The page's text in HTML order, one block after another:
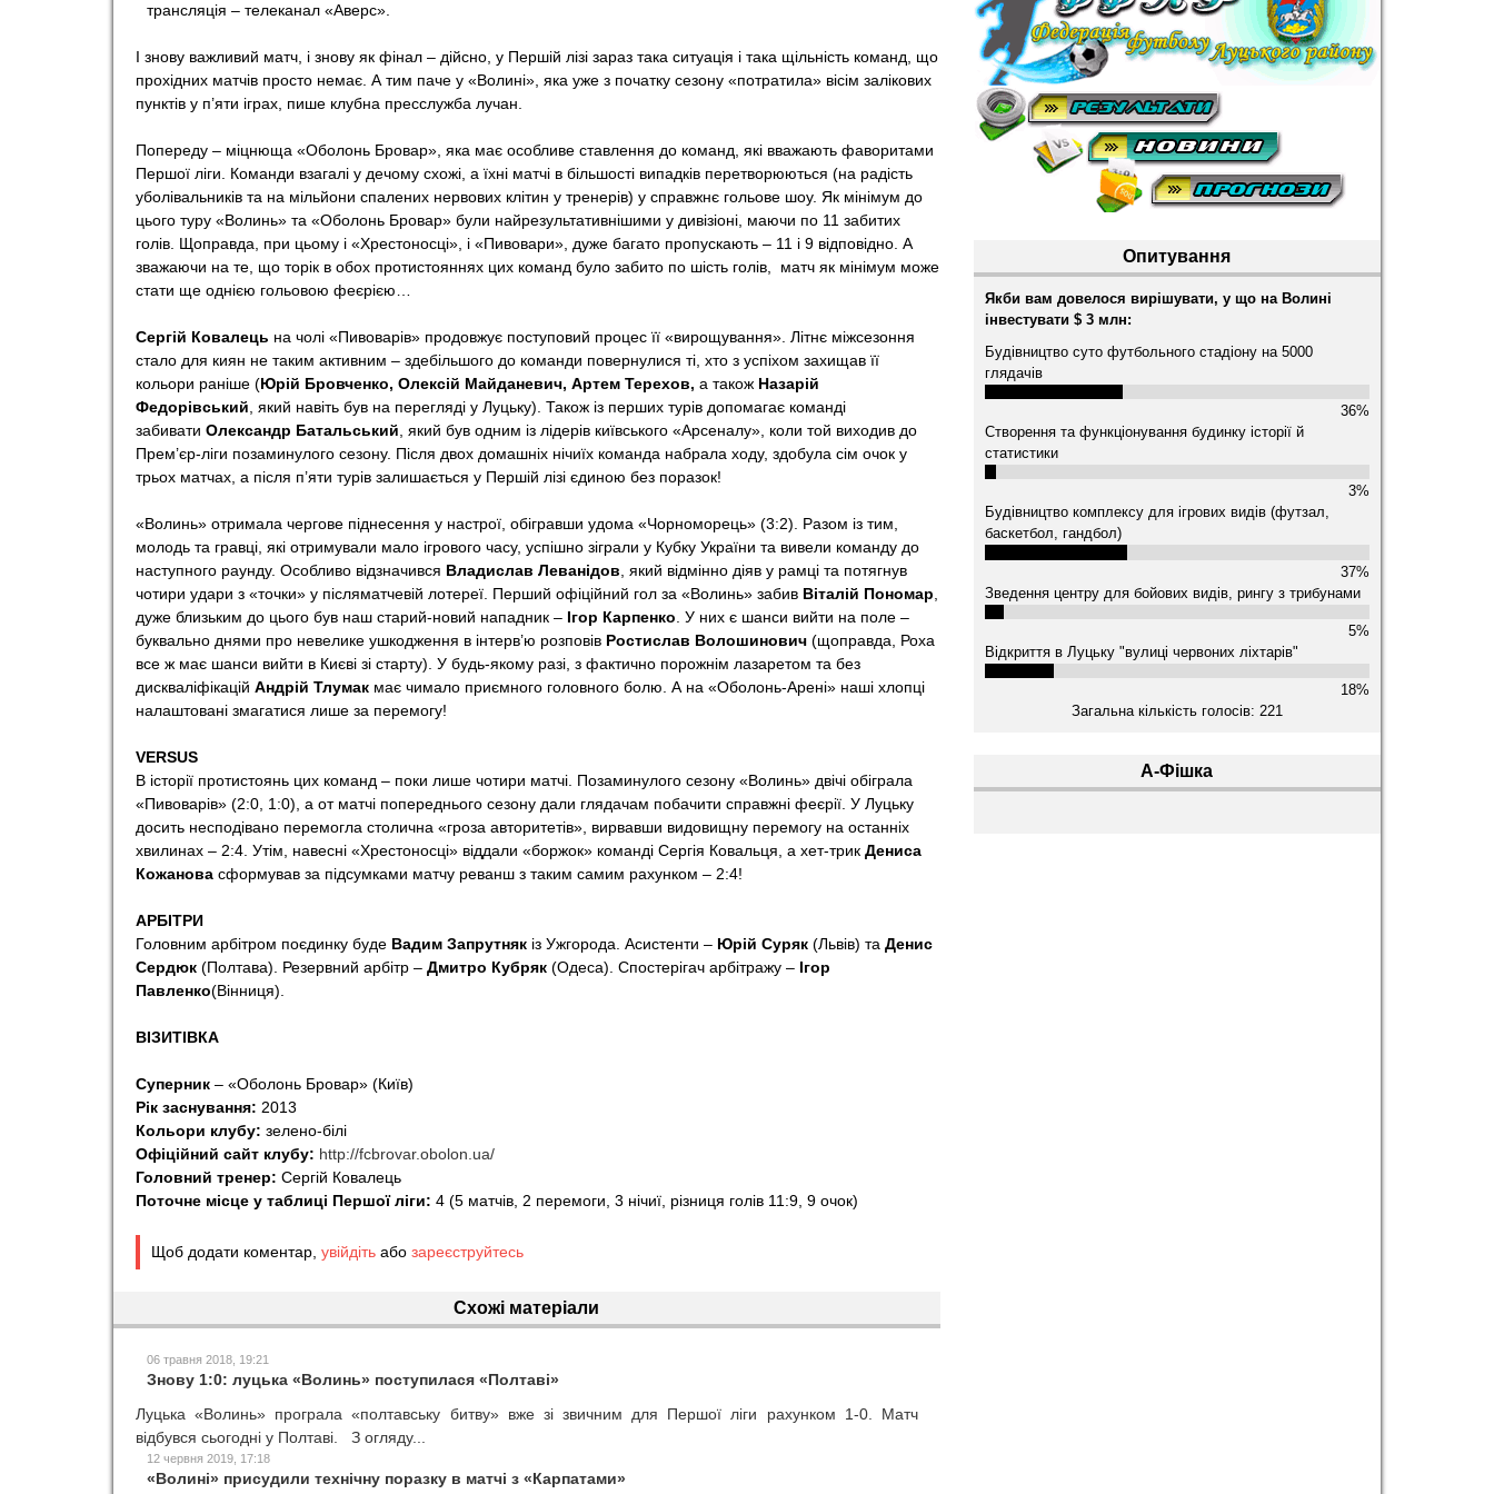
o
r
трансляція – телеканал «Аверс».
І знову важливий матч, і знову як фінал – дійсно, у Першій лізі зараз така ситуація і така щільність команд, що
прохідних матчів просто немає. А тим паче у «Волині», яка уже з початку сезону «потратила» вісім залікових
пунктів у п’яти іграх, пише клубна пресслужба лучан.
Попереду – міцнюща «Оболонь Бровар», яка має особливе ставлення до команд, які вважають фаворитами
Першої ліги. Команди взагалі у дечому схожі, а їхні матчі в більшості випадків перетворюються (на радість
уболівальників та на мільйони спалених нервових клітин у тренерів) у справжнє гольове шоу. Як мінімум до
цього туру «Волинь» та «Оболонь Бровар» були найрезультативнішими у дивізіоні, маючи по 11 забитих
голів. Щоправда, при цьому і «Хрестоносці», і «Пивовари», дуже багато пропускають – 11 і 9 відповідно. А
зважаючи на те, що торік в обох протистояннях цих команд було забито по шість голів, матч як мінімум може
стати ще однією гольовою феєрією…
Сергій Ковалець на чолі «Пивоварів» продовжує поступовий процес її «вирощування». Літнє міжсезоння
стало для киян не таким активним – здебільшого до команди повернулися ті, хто з успіхом захищав її
кольори раніше (Юрій Бровченко, Олексій Майданевич, Артем Терехов, а також Назарій
Федорівський , який навіть був на перегляді у Луцьку). Також із перших турів допомагає команді
забивати Олександр Батальський , який був одним із лідерів київського «Арсеналу», коли той виходив до
Прем’єр-ліги позаминулого сезону. Після двох домашніх нічиїх команда набрала ходу, здобула сім очок у
трьох матчах, а після п’яти турів залишається у Першій лізі єдиною без поразок!
«Волинь» отримала чергове піднесення у настрої, обігравши удома «Чорноморець» (3:2). Разом із тим,
молодь та гравці, які отримували мало ігрового часу, успішно зіграли у Кубку України та вивели команду до
наступного раунду. Особливо відзначився Владислав Леванідов , який відмінно діяв у рамці та потягнув
чотири удари з «точки» у післяматчевій лотереї. Перший офіційний гол за «Волинь» забив Віталій Пономар
дуже близьким до цього був наш старий-новий нападник – Ігор Карпенко . У них є шанси вийти на поле –
буквально днями про невелике ушкодження в інтерв’ю розповів Ростислав Волошинович (щоправда, Роха
все ж має шанси вийти в Києві зі старту). У будь-якому разі, з фактично порожнім лазаретом та без
дискваліфікацій Андрій Тлумак має чимало приємного головного болю. А на «Оболонь-Арені» наші хлопці
налаштовані змагатися лише за перемогу!
VERSUS
В історії протистоянь цих команд – поки лише чотири матчі. Позаминулого сезону «Волинь» двічі обіграла
«Пивоварів» (2:0, 1:0), а от матчі попереднього сезону дали глядачам побачити справжні феєрії. У Луцьку
досить несподівано перемогла столична «гроза авторитетів», вирвавши видовищну перемогу на останніх
хвилинах – 2:4. Утім, навесні «Хрестоносці» віддали «боржок» команді Сергія Ковальця, а хет-трик Дениса
Кожанова сформував за підсумками матчу реванш з таким самим рахунком – 2:4!
АРБІТРИ
Головним арбітром поєдинку буде Вадим Запрутняк із Ужгорода. Асистенти – Юрій Суряк (Львів) та Денис
Сердюк (Полтава). Резервний арбітр – Дмитро Кубряк (Одеса). Спостерігач арбітражу – Ігор
Павленко(Вінниця).
ВІЗИТІВКА
Суперник – «Оболонь Бровар» (Київ)
Рік заснування: 2013
Кольори клубу: зелено-білі
Офіційний сайт клубу: http://fcbrovar.obolon.ua/
Головний тренер: Сергій Ковалець
Поточне місце у таблиці Першої ліги: 4 (5 матчів, 2 перемоги, 3 нічиї, різниця голів 11:9, 9 очок)
Щоб додати коментар, увійдіть або зареєструйтесь
Схожі матеріали
06 травня 2018, 19:21
Знову 1:0: луцька «Волинь» поступилася «Полтаві»
Луцька «Волинь» програла «полтавську битву» вже зі звичним для Першої ліги рахунком 1-0. Матч
відбувся сьогодні у Полтаві. З огляду...
12 червня 2019, 17:18
«Волині» присудили технічну поразку в матчі з «Карпатами»
Опитування
Якби вам довелося вирішувати, у що на Волині
інвестувати $ 3 млн:
Будівництво суто футбольного стадіону на 5000
глядачів
36%
Створення та функціонування будинку історії й
статистики
3%
Будівництво комплексу для ігрових видів (футзал,
баскетбол, гандбол)
37%
Зведення центру для бойових видів, рингу з трибунами
5%
Відкриття в Луцьку "вулиці червоних ліхтарів"
18%
Загальна кількість голосів: 221
А-Фішка